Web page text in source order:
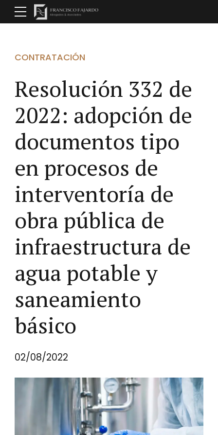
CONTRATACIÓN
Resolución 332 de
2022: adopción de
documentos tipo
en procesos de
interventoría de
obra pública de
infraestructura de
agua potable y
saneamiento
básico
02/08/2022